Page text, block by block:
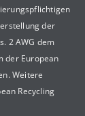
der
2 AWG dem
der European
Weitere
Recycling